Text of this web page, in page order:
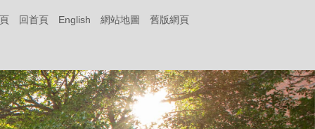
回首頁 English 網站地圖 舊版網頁